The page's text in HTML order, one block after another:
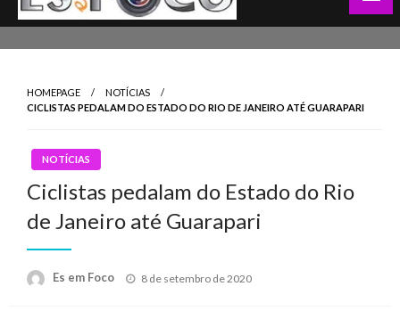
HOMEPAGE
NOTÍCIAS
CICLISTAS PEDALAM DO ESTADO DO RIO DE JANEIRO ATÉ GUARAPARI
NOTÍCIAS
Ciclistas pedalam do Estado do Rio
de Janeiro até Guarapari
Es em Foco
Posted
8 de setembro de 2020